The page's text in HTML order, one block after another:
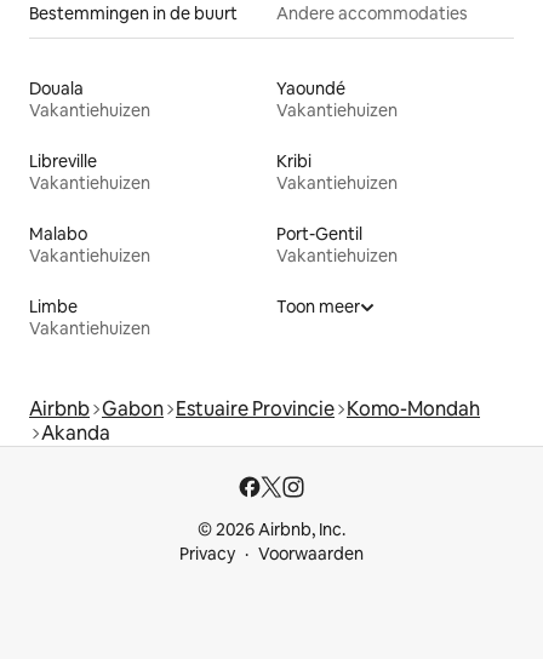
Bestemmingen in de buurt Andere accommodaties
Douala
Vakantiehuizen
Yaoundé
Vakantiehuizen
Libreville
Vakantiehuizen
Kribi
Vakantiehuizen
Malabo
Vakantiehuizen
Port-Gentil
Vakantiehuizen
Limbe
Vakantiehuizen
Toon meer
Airbnb Gabon Estuaire Provincie Komo-Mondah
Akanda
© 2026 Airbnb, Inc.
Privacy
Voorwaarden